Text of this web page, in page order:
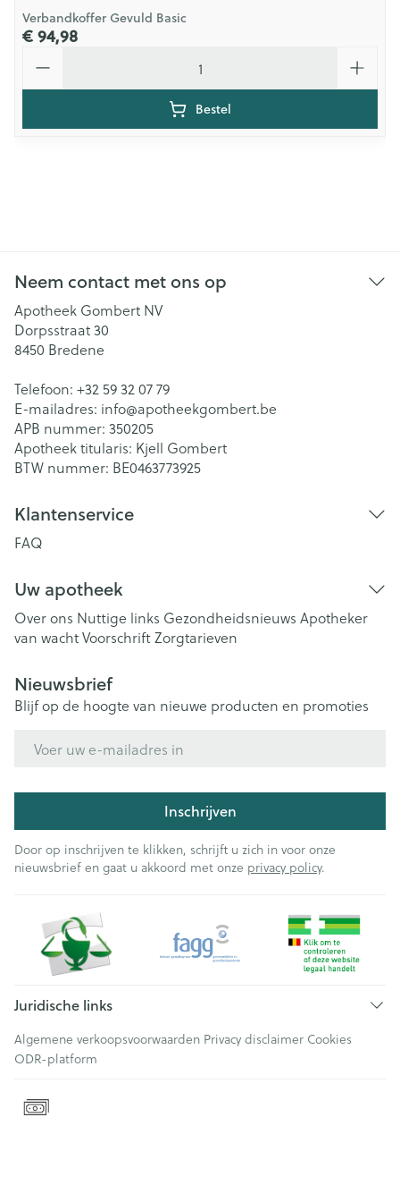
Verbandkoffer Gevuld Basic
€ 94,98
Bestel
Neem contact met ons op
Apotheek Gombert NV
Dorpsstraat 30
8450 Bredene
Telefoon: +32 59 32 07 79
E-mailadres: info@apotheekgombert.be
APB nummer: 350205
Apotheek titularis: Kjell Gombert
BTW nummer: BE0463773925
Klantenservice
FAQ
Uw apotheek
Over ons Nuttige links Gezondheidsnieuws Apotheker
van wachtVoorschriftZorgtarieven
Nieuwsbrief
Blijf op de hoogte van nieuwe producten en promoties
Inschrijven
Door op inschrijven te klikken, schrijft u zich in voor onze
nieuwsbrief en gaat u akkoord met onze privacy policy.
Juridische links
Algemene verkoopsvoorwaarden Privacy disclaimer Cookies
ODR-platform